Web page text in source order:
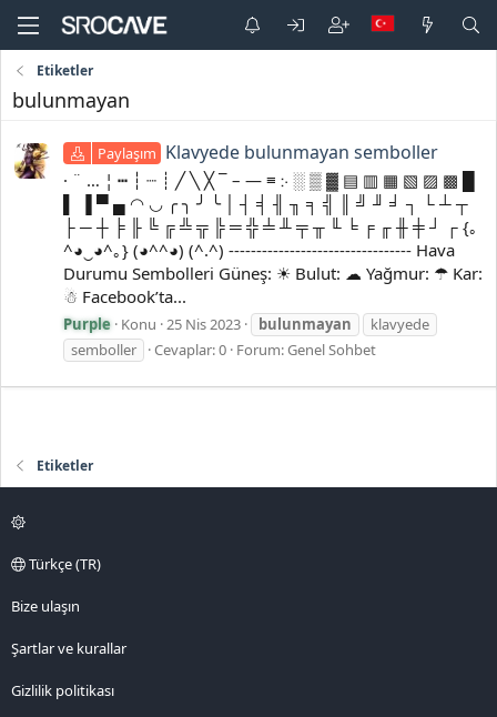
Etiketler
bulunmayan
Paylaşım Klavyede bulunmayan semboller
· ¨ … ¦ ┅ ┆ ┈ ┊ ╱ ╲ ╳ ¯ – — ≡ ჻ ░ ▒ ▓ ▤ ▥ ▦ ▧ ▨ ▩ █
▌ ▐ ▀ ▄ ◠ ◡ ╭ ╮ ╯ ╰ │ ┤ ╡ ╢ ╖ ╕ ╣ ║ ╝ ╜ ╛ ┐ └ ┴ ┬
├ ─ ┼ ╞ ╟ ╚ ╔ ╩ ╦ ╠ ═ ╬ ╧ ╨ ╤ ╥ ╙ ╘ ╒ ╓ ╫ ╪ ┘ ┌ {｡
^◕‿◕^｡} (◕^^◕) (^.^) --------------------------------- Hava
Durumu Sembolleri Güneş: ☀ Bulut: ☁ Yağmur: ☂ Kar:
☃ Facebook’ta...
Purple Konu 25 Nis 2023 bulunmayan
klavyede
semboller
Cevaplar: 0 Forum:Genel Sohbet
Etiketler
Türkçe (TR)
Bize ulaşın
Şartlar ve kurallar
Gizlilik politikası